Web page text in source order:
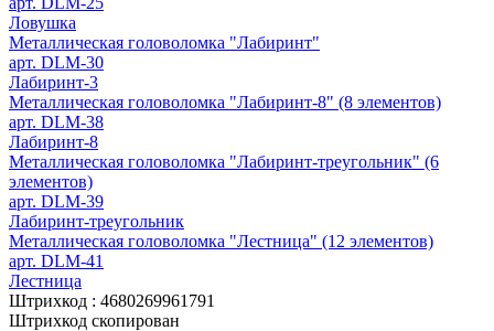
Ловушка
Металлическая головоломка "Лабиринт"
арт. DLM-30
Лабиринт-3
Металлическая головоломка "Лабиринт-8" (8 элементов)
арт. DLM-38
Лабиринт-8
Металлическая головоломка "Лабиринт-треугольник" (6
элементов)
арт. DLM-39
Лабиринт-треугольник
Металлическая головоломка "Лестница" (12 элементов)
арт. DLM-41
Лестница
Штрихкод : 4680269961791
Штрихкод скопирован